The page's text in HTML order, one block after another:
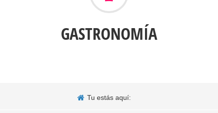
GASTRONOMÍA
Tu estás aquí: